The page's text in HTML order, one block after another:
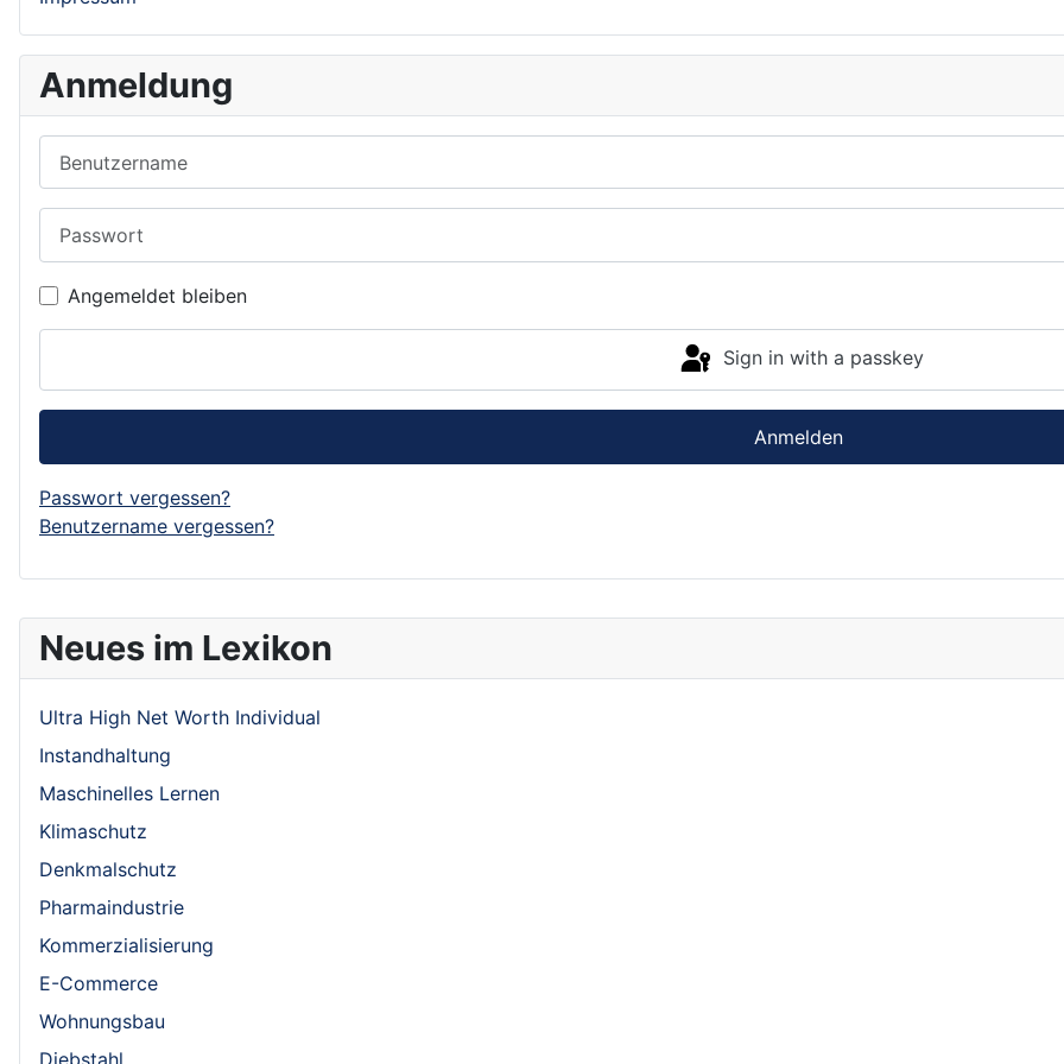
Neues im Lexikon
Ultra High Net Worth Individual
Instandhaltung
Maschinelles Lernen
Klimaschutz
Denkmalschutz
Pharmaindustrie
Kommerzialisierung
E-Commerce
Wohnungsbau
Diebstahl
Anmeldung
Angemeldet bleiben
Sign in with a passkey
Anmelden
Passwort vergessen?
Benutzername vergessen?